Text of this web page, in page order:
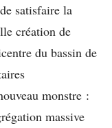
satisfaire la
création de
du bassin de
monstre :
massive